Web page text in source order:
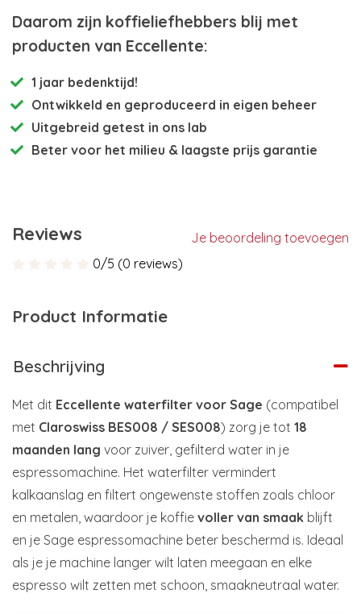
Daarom zijn koffieliefhebbers blij met
producten van Eccellente:
1 jaar bedenktijd!
Ontwikkeld en geproduceerd in eigen beheer
Uitgebreid getest in ons lab
Beter voor het milieu & laagste prijs garantie
Reviews
Je beoordeling toevoegen
0/5 (0 reviews)
Product Informatie
Beschrijving
Met dit Eccellente waterfilter voor Sage (compatibel
met Claroswiss BES008 / SES008) zorg je tot 18
maanden lang voor zuiver, gefilterd water in je
espressomachine. Het waterfilter vermindert
kalkaanslag en filtert ongewenste stoffen zoals chloor
en metalen, waardoor je koffie voller van smaak blijft
en je Sage espressomachine beter beschermd is. Ideaal
als je je machine langer wilt laten meegaan en elke
espresso wilt zetten met schoon, smaakneutraal water.